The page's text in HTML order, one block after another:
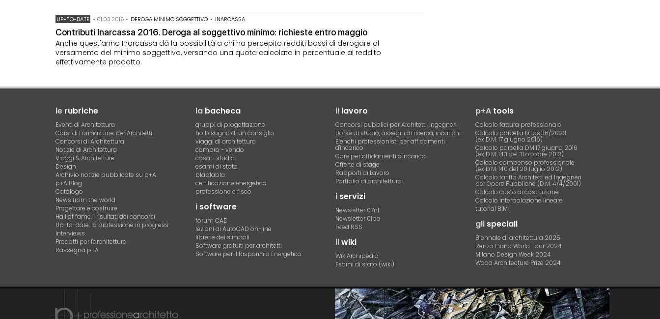
UP-TO-DATE • 01.03.2016 • DEROGA MINIMO SOGGETTIVO • INARCASSA
Contributi Inarcassa 2016. Deroga al soggettivo minimo: richieste entro maggio
Anche quest'anno Inarcassa dà la possibilità a chi ha percepito redditi bassi di derogare al
versamento del minimo soggettivo, versando una quota calcolata in percentuale al reddito
effettivamente prodotto.
le rubriche
Eventi di Architettura
Corsi di Formazione per Architetti
Concorsi di Architettura
Notizie di Architettura
Viaggi & Architetture
Design
Archivio notizie pubblicate su p+A
p+A Blog
Catalogo
News from the world
Progettare e costruire
Hall of fame. i risultati dei concorsi
Up-to-date: la professione in progress
Interviews
Prodotti per l'architettura
Rassegna p+A
la bacheca
gruppi di progettazione
ho bisogno di un consiglio
viaggi di architettura
compro - vendo
casa - studio
esami di stato
blablabla
certificazione energetica
professione e fisco
i software
forum CAD
lezioni di AutoCAD on-line
librerie dei simboli
Software gratuiti per architetti
Software per il Risparmio Energetico
il lavoro
Concorsi pubblici per Architetti, Ingegneri
Borse di studio, assegni di ricerca, incarichi
Elenchi professionisti per affidamenti
d'incarico
Gare per affidamenti d'incarico
Offerte di stage
Rapporti di Lavoro
Portfolio di architettura
i servizi
Newsletter 07nl
Newsletter 01pa
Feed RSS
ilwiki
WikiArchipedia
Esami di stato (wiki)
p+A tools
Calcolo fattura professionale
Calcolo parcella D.Lgs.36/2023
(ex D.M. 17 giugno 2016)
Calcolo parcella DM 17 giugno 2016
(ex D.M. 143 del 31 ottobre 2013)
Calcolo compenso professionale
(ex D.M. 140 del 20 luglio 2012)
Calcolo tariffa Architetti ed Ingegneri
per Opere Pubbliche (D.M. 4/4/2001)
Calcolo costo di costruzione
Calcolo interpolazione lineare
tutorial BIM
gli speciali
Biennale di architettura 2025
Renzo Piano World Tour 2024
Milano Design Week 2024
Wood Architecture Prize 2024